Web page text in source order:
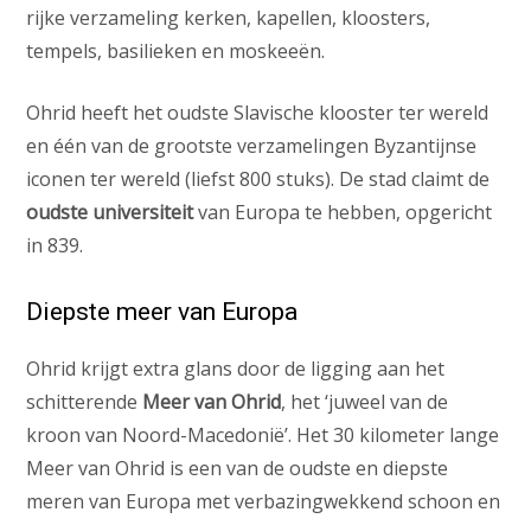
rijke verzameling kerken, kapellen, kloosters,
tempels, basilieken en moskeeën.
Ohrid heeft het oudste Slavische klooster ter wereld
en één van de grootste verzamelingen Byzantijnse
iconen ter wereld (liefst 800 stuks). De stad claimt de
oudste universiteitvan Europa te hebben, opgericht
in 839.
Diepste meer van Europa
Ohrid krijgt extra glans door de ligging aan het
schitterende Meer van Ohrid, het ‘juweel van de
kroon van Noord-Macedonië’. Het 30 kilometer lange
Meer van Ohrid is een van de oudste en diepste
meren van Europa met verbazingwekkend schoon en